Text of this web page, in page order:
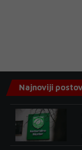
Najnoviji